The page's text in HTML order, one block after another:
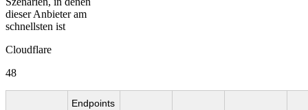
dieser Anbieter am
schnellsten ist
Cloudflare
48
Endpoints